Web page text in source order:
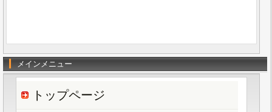
メインメニュー
トップページ